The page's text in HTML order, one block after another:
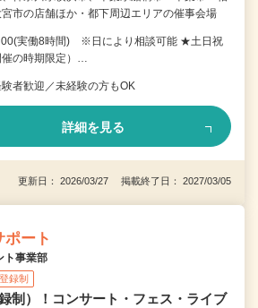
市の店舗ほか・都下周辺エリアの催事会場
00(実働8時間) ※日により相談可能 ★土日祝
催の時期限定）…
者歓迎／未経験の方もOK
詳細を見る
更新日： 2026/03/27 掲載終了日： 2027/03/05
ポート
ト事業部
登録制
制）！コンサート・フェス・ライブ